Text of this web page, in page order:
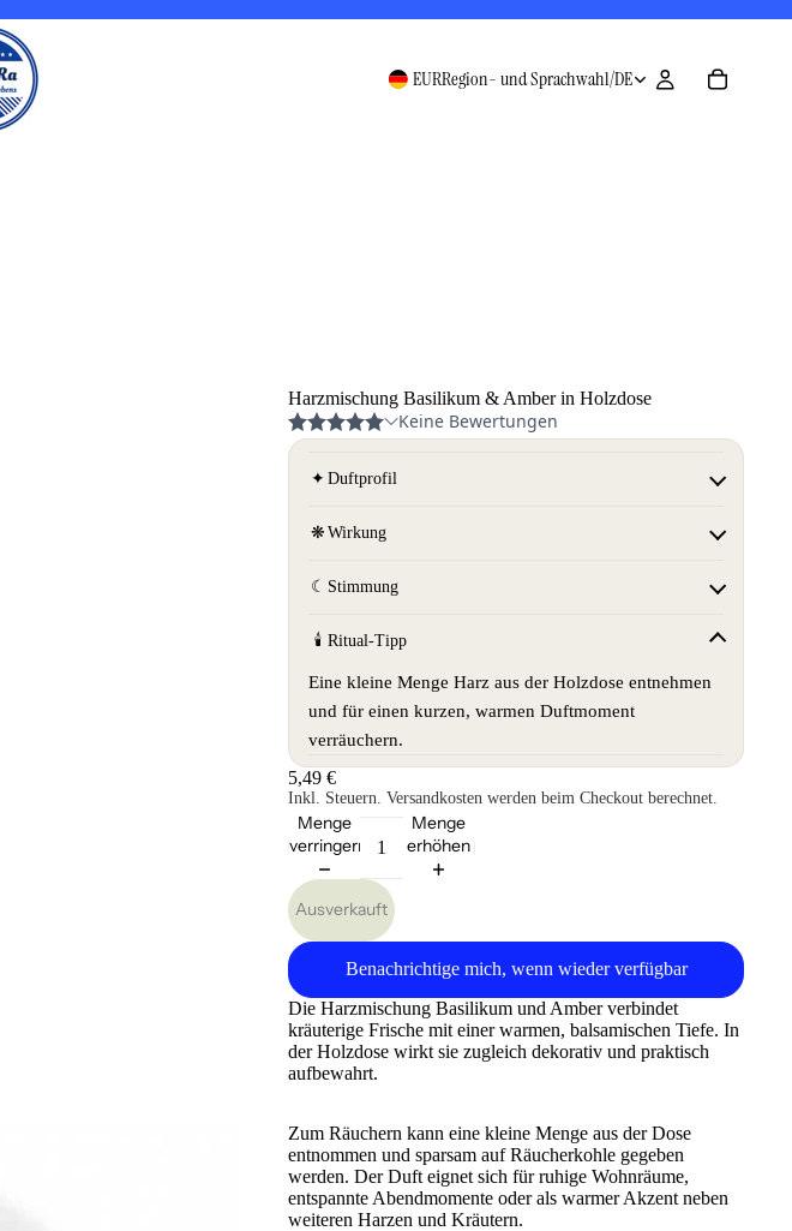
EURRegion- und Sprachwahl/DE
Harzmischung Basilikum & Amber in Holzdose
✦ Duftprofil
❋ Wirkung
☾ Stimmung
🕯 Ritual-Tipp
Eine kleine Menge Harz aus der Holzdose entnehmen
und für einen kurzen, warmen Duftmoment
verräuchern.
5,49 €
Inkl. Steuern. Versandkosten werden beim Checkout berechnet.
Menge
verringern
Menge
erhöhen
Ausverkauft
Benachrichtige mich, wenn wieder verfügbar
Die Harzmischung Basilikum und Amber verbindet
kräuterige Frische mit einer warmen, balsamischen Tiefe. In
der Holzdose wirkt sie zugleich dekorativ und praktisch
aufbewahrt.
Zum Räuchern kann eine kleine Menge aus der Dose
entnommen und sparsam auf Räucherkohle gegeben
werden. Der Duft eignet sich für ruhige Wohnräume,
entspannte Abendmomente oder als warmer Akzent neben
weiteren Harzen und Kräutern.